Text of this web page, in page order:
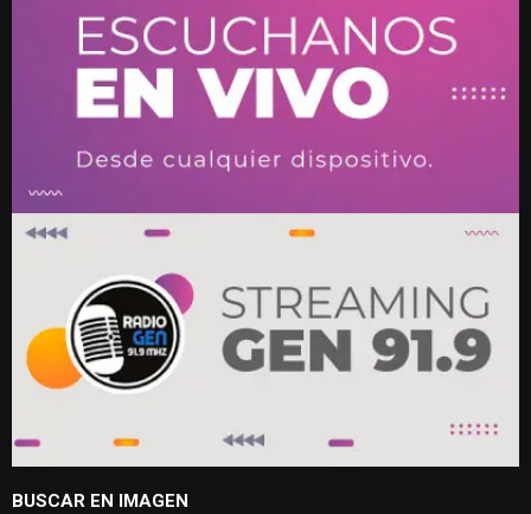
BUSCAR EN IMAGEN